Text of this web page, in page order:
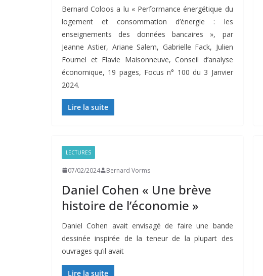
Bernard Coloos a lu « Performance énergétique du
logement et consommation d’énergie : les
enseignements des données bancaires », par
Jeanne Astier, Ariane Salem, Gabrielle Fack, Julien
Fournel et Flavie Maisonneuve, Conseil d’analyse
économique, 19 pages, Focus n° 100 du 3 Janvier
2024.
Lire la suite
LECTURES
07/02/2024 Bernard Vorms
Daniel Cohen « Une brève
histoire de l’économie »
Daniel Cohen avait envisagé de faire une bande
dessinée inspirée de la teneur de la plupart des
ouvrages qu’il avait
Lire la suite